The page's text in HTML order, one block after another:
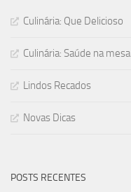
Culinária: Que Delicioso
Culinária: Saúde na mesa
Lindos Recados
Novas Dicas
POSTS RECENTES